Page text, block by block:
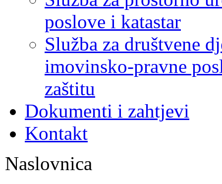
poslove i katastar
Služba za društvene
imovinsko-pravne
zaštitu
Dokumenti i zahtjevi
Kontakt
Naslovnica